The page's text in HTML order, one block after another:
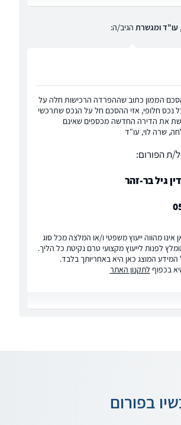
עו"ד ומגשרת הגיב/ה:
הממון כתוב שההפרדה הרכישות חלה על
נכס חלופי, אזי ההסכם חל על הנכס שתרכשי
את הדירה החדשה מכספים שאינם
שרה לוי, עו"ד
ת הפורום:
גיל בר-זהר
אינו מהווה ייעוץ משפטי ו/או המלצה מכל סוג
לפנות לייעוץ מקצועי טרם נקיטת כל הליך.
המוצג כאן היא באחריותך בלבד.
בכפוף לתקנון האתר
בפורום